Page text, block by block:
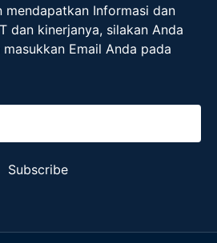
mendapatkan Informasi dan
dan kinerjanya, silakan Anda
Email Anda pada
Subscribe